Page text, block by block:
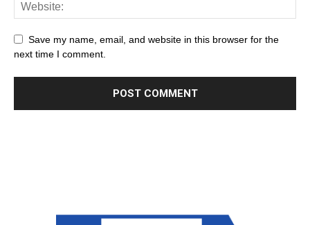
Save my name, email, and website in this browser for the
next time I comment.